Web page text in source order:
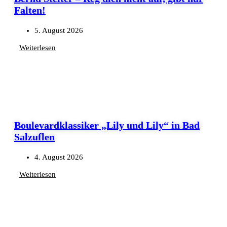
Falten!
5. August 2026
Weiterlesen
Boulevardklassiker „Lily und Lily“ in Bad
Salzuflen
4. August 2026
Weiterlesen